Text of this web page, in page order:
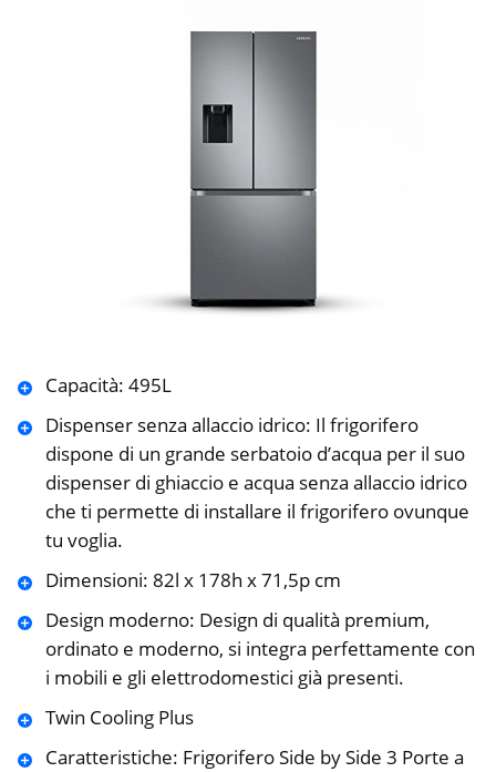
Capacità: 495L
Dispenser senza allaccio idrico: Il frigorifero
dispone di un grande serbatoio d’acqua per il suo
dispenser di ghiaccio e acqua senza allaccio idrico
che ti permette di installare il frigorifero ovunque
tu voglia.
Dimensioni: 82l x 178h x 71,5p cm
Design moderno: Design di qualità premium,
ordinato e moderno, si integra perfettamente con
i mobili e gli elettrodomestici già presenti.
Twin Cooling Plus
Caratteristiche: Frigorifero Side by Side 3 Porte a